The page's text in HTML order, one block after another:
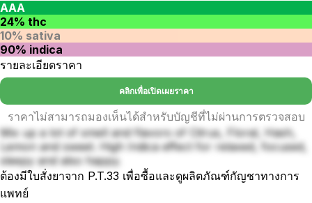
AAA
24% thc
10% sativa
90% indica
รายละเอียดราคา
คลิกเพื่อเปิดเผยราคา
ราคาไม่สามารถมองเห็นได้สำหรับบัญชีที่ไม่ผ่านการตรวจสอบ
Mix up a lot of smell and flavors of Citrus, Floral, Hash,
Lemon and sweet. High Indica effect for relaxed, focused,
sleepy and also happy.
ต้องมีใบสั่งยาจาก P.T.33 เพื่อซื้อและดูผลิตภัณฑ์กัญชาทางการ
แพทย์